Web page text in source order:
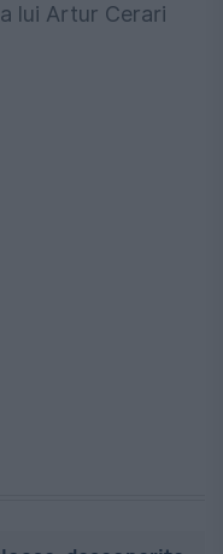
lui Artur Cerari